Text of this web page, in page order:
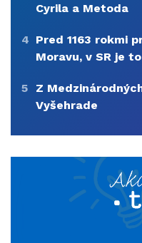
Cyrila a Metoda
4 Pred 1163 rokmi
Moravu, v SR je
5
Z
Vyšehrade